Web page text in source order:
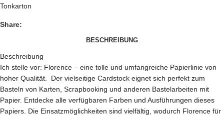
Tonkarton
Share:
BESCHREIBUNG
Beschreibung
Ich stelle vor: Florence – eine tolle und umfangreiche Papierlinie von
hoher Qualität. Der vielseitige Cardstock eignet sich perfekt zum
Basteln von Karten, Scrapbooking und anderen Bastelarbeiten mit
Papier. Entdecke alle verfügbaren Farben und Ausführungen dieses
Papiers. Die Einsatzmöglichkeiten sind vielfältig, wodurch Florence für